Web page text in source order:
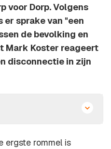
voor Dorp. Volgens
sprake van "een
de bevolking en
Mark Koster reageert
disconnectie in zijn
ergste rommel is